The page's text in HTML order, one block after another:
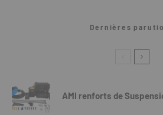
Dernières
AMI renforts de